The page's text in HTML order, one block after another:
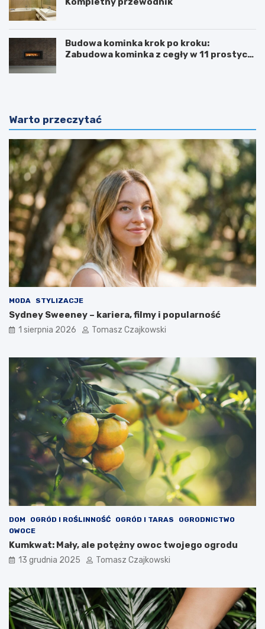
Budowa kominka krok po kroku:
Zabudowa kominka z cegły w 11 prostych
Warto przeczytać
MODA STYLIZACJE
Sydney Sweeney – kariera, filmy i popularność
1 sierpnia 2026 Tomasz Czajkowski
DOM OGRÓD I ROŚLINNOŚĆ OGRÓD I TARAS
OGRODNICTWO
OWOCE
Kumkwat: Mały, ale potężny owoc twojego ogrodu
13 grudnia 2025 Tomasz Czajkowski